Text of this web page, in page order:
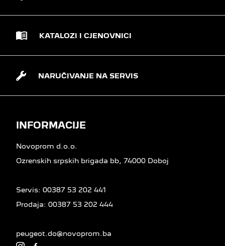
KATALOZI I CJENOVNICI
NARUČIVANJE NA SERVIS
INFORMACIJE
Novoprom d.o.o.
Ozrenskih srpskih brigada bb, 74000 Doboj
Servis: 00387 53 202 441
Prodaja: 00387 53 202 444
peugeot.do@novoprom.ba